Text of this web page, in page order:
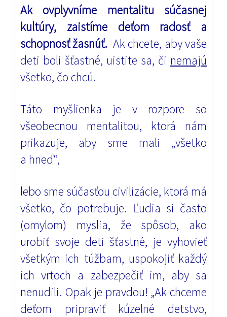
Ak ovplyvníme mentalitu súčasnej
kultúry, zaistíme deťom radosť a
schopnosť žasnúť. Ak chcete, aby vaše
deti boli šťastné, uistite sa, či nemajú
všetko, čo chcú.
Táto myšlienka je v rozpore so
všeobecnou mentalitou, ktorá nám
prikazuje, aby sme mali „všetko
a hneď“,
lebo sme súčasťou civilizácie, ktorá má
všetko, čo potrebuje. Ľudia si často
(omylom) myslia, že spôsob, ako
urobiť svoje deti šťastné, je vyhovieť
všetkým ich túžbam, uspokojiť každý
ich vrtoch a zabezpečiť im, aby sa
nenudili. Opak je pravdou! „Ak chceme
deťom pripraviť kúzelné detstvo,